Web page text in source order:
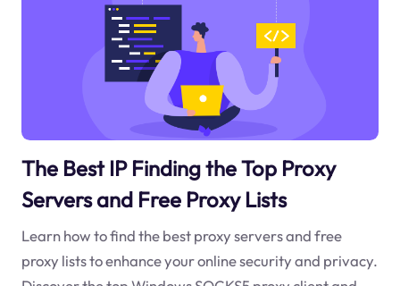
The Best IP Finding the Top Proxy
Servers and Free Proxy Lists
Learn how to find the best proxy servers and free
proxy lists to enhance your online security and privacy.